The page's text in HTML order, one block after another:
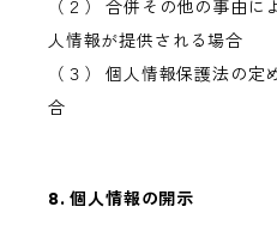
（２） 合併その他の事由
人情報が提供される場合
（３） 個人情報保護法の
合
8. 個人情報の開示